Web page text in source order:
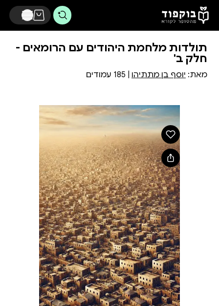
דלג לתוכן הראשי
תולדות מלחמת היהודים עם הרומאים -
חלק ב'
מאת: יוסף בן מתתיהו